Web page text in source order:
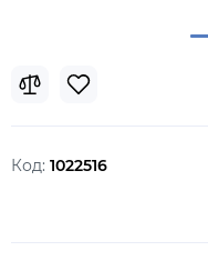
Код: 1022516